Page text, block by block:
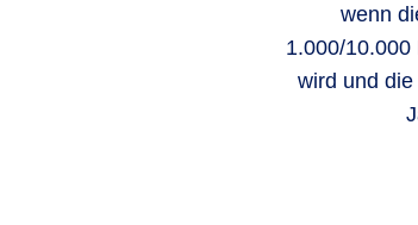
wenn
1.000/10.000
wird und